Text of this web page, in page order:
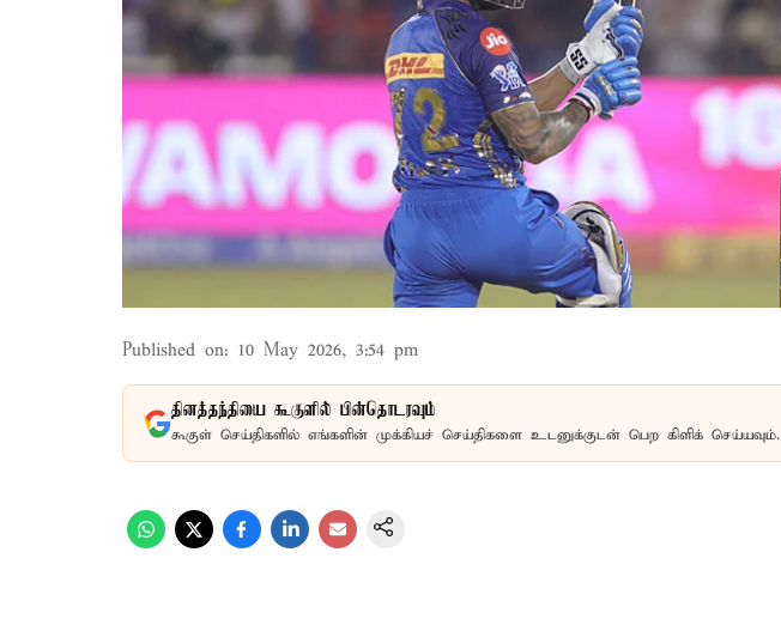
Published on: 10 May 2026, 3:54 pm
தினத்தந்தியை கூகுளில் பின்தொடரவும்
கூகுள் செய்திகளில் எங்களின் முக்கியச் செய்திகளை உடனுக்குடன் பெற கிளிக் செய்யவும்.